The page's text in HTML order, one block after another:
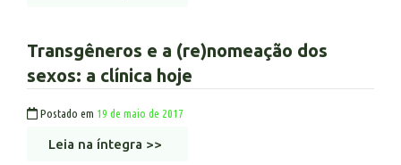
Transgêneros e a (re)nomeação dos
sexos: a clínica hoje
Postado em 19 de maio de 2017
Leia na íntegra >>